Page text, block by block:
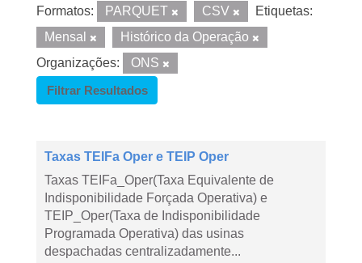
Formatos: PARQUET CSV
Etiquetas:
Mensal
Histórico da Operação
Organizações:
ONS
Filtrar Resultados
Taxas TEIFa Oper e TEIP Oper
Taxas TEIFa_Oper(Taxa Equivalente de
Indisponibilidade Forçada Operativa) e
TEIP_Oper(Taxa de Indisponibilidade
Programada Operativa) das usinas
despachadas centralizadamente...